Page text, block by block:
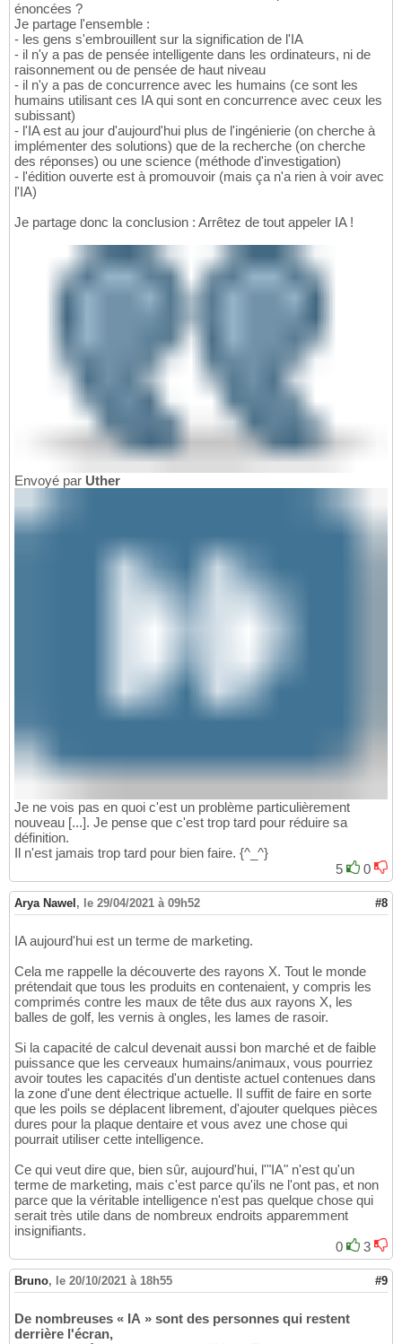
énoncées ?
Je partage l'ensemble :
- les gens s'embrouillent sur la signification de l'IA
- il n'y a pas de pensée intelligente dans les ordinateurs, ni de
raisonnement ou de pensée de haut niveau
- il n'y a pas de concurrence avec les humains (ce sont les
humains utilisant ces IA qui sont en concurrence avec ceux les
subissant)
- l'IA est au jour d'aujourd'hui plus de l'ingénierie (on cherche à
implémenter des solutions) que de la recherche (on cherche
des réponses) ou une science (méthode d'investigation)
- l'édition ouverte est à promouvoir (mais ça n'a rien à voir avec
l'IA)
Je partage donc la conclusion : Arrêtez de tout appeler IA !
Envoyé par Uther
Je ne vois pas en quoi c'est un problème particulièrement
nouveau [...]. Je pense que c'est trop tard pour réduire sa
définition.
Il n'est jamais trop tard pour bien faire. {^_^}
5
0
Arya Nawel , le 29/04/2021 à 09h52 #8
IA aujourd'hui est un terme de marketing.
Cela me rappelle la découverte des rayons X. Tout le monde
prétendait que tous les produits en contenaient, y compris les
comprimés contre les maux de tête dus aux rayons X, les
balles de golf, les vernis à ongles, les lames de rasoir.
Si la capacité de calcul devenait aussi bon marché et de faible
puissance que les cerveaux humains/animaux, vous pourriez
avoir toutes les capacités d'un dentiste actuel contenues dans
la zone d'une dent électrique actuelle. Il suffit de faire en sorte
que les poils se déplacent librement, d'ajouter quelques pièces
dures pour la plaque dentaire et vous avez une chose qui
pourrait utiliser cette intelligence.
Ce qui veut dire que, bien sûr, aujourd'hui, l'"IA" n'est qu'un
terme de marketing, mais c'est parce qu'ils ne l'ont pas, et non
parce que la véritable intelligence n'est pas quelque chose qui
serait très utile dans de nombreux endroits apparemment
insignifiants.
0
3
Bruno, le 20/10/2021 à 18h55 #9
De nombreuses « IA » sont des personnes qui restent
derrière l'écran,